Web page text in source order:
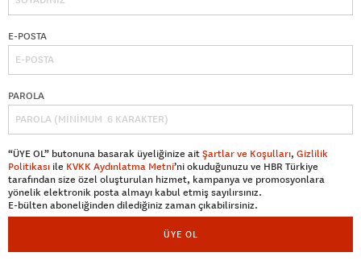
E-POSTA
PAROLA
“ÜYE OL” butonuna basarak üyeliğinize aitŞartlar ve Koşulları, Gizlilik
Politikası ile KVKK Aydınlatma Metni’ni okuduğunuzu ve HBR Türkiye
tarafından size özel oluşturulan hizmet, kampanya ve promosyonlara
yönelik elektronik posta almayı kabul etmiş sayılırsınız.
E-bülten aboneliğinden dilediğiniz zaman çıkabilirsiniz.
ÜYE OL